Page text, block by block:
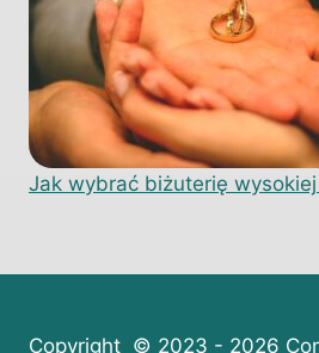
Jak wybrać biżuterię
Copyright © 2023 - 2026